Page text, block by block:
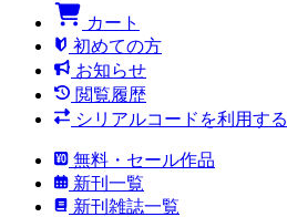
カート
初めての方
お知らせ
閲覧履歴
シリアルコードを利用する
無料・セール作品
新刊一覧
新刊雑誌一覧